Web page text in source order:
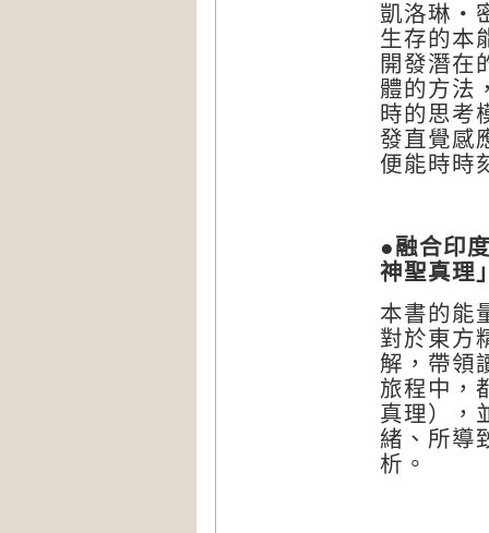
凱洛琳‧
生存的本
開發潛在
體的方法
時的思考
發直覺感
便能時時
●融合印
神聖真理
本書的能
對於東方
解，帶領
旅程中，
真理），
緒、所導
析。